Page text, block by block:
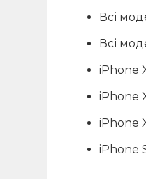
Всі
Всі
iPhone
iPhone
iPhone
iPhone